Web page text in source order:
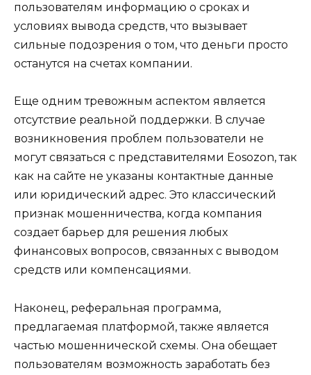
пользователям информацию о сроках и
условиях вывода средств, что вызывает
сильные подозрения о том, что деньги просто
останутся на счетах компании.
Еще одним тревожным аспектом является
отсутствие реальной поддержки. В случае
возникновения проблем пользователи не
могут связаться с представителями Eosozon, так
как на сайте не указаны контактные данные
или юридический адрес. Это классический
признак мошенничества, когда компания
создает барьер для решения любых
финансовых вопросов, связанных с выводом
средств или компенсациями.
Наконец, реферальная программа,
предлагаемая платформой, также является
частью мошеннической схемы. Она обещает
пользователям возможность заработать без